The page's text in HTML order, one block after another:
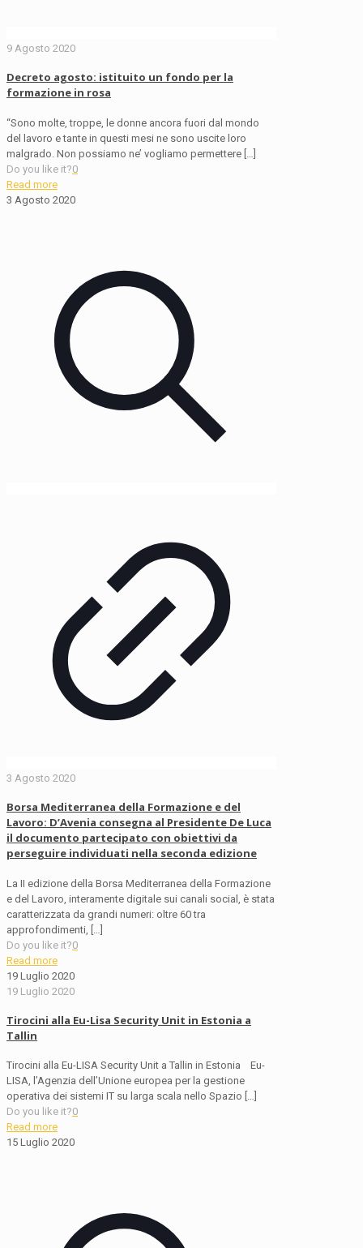
9 Agosto 2020
Decreto agosto: istituito un fondo per la
formazione in rosa
“Sono molte, troppe, le donne ancora fuori dal mondo
del lavoro e tante in questi mesi ne sono uscite loro
malgrado. Non possiamo ne’ vogliamo permettere
Do you like it?0
Read more
3 Agosto 2020
3 Agosto 2020
Borsa Mediterranea della Formazione e del
Lavoro: D’Avenia consegna al Presidente De Luca
il documento partecipato con obiettivi da
perseguire individuati nella seconda edizione
La II edizione della Borsa Mediterranea della Formazione
e del Lavoro, interamente digitale sui canali social, è stata
caratterizzata da grandi numeri: oltre 60 tra
approfondimenti, […]
Do you like it?0
Read more
19 Luglio 2020
19 Luglio 2020
Tirocini alla Eu-Lisa Security Unit in Estonia a
Tallin
Tirocini alla Eu-LISA Security Unit a Tallin in Estonia Eu-
LISA, l’Agenzia dell’Unione europea per la gestione
operativa dei sistemi IT su larga scala nello Spazio […]
Do you like it?0
Read more
15 Luglio 2020